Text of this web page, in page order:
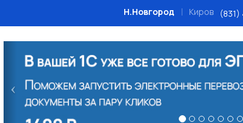
Н.Новгород | Киров
Назад